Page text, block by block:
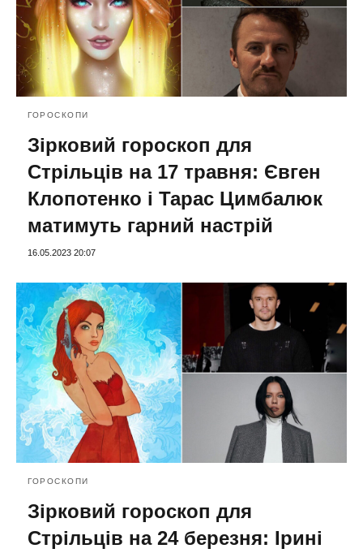
ГОРОСКОПИ
Зірковий гороскоп для
Стрільців на 17 травня: Євген
Клопотенко і Тарас Цимбалюк
матимуть гарний настрій
16.05.2023 20:07
ГОРОСКОПИ
Зірковий гороскоп для
Стрільців на 24 березня: Ірині